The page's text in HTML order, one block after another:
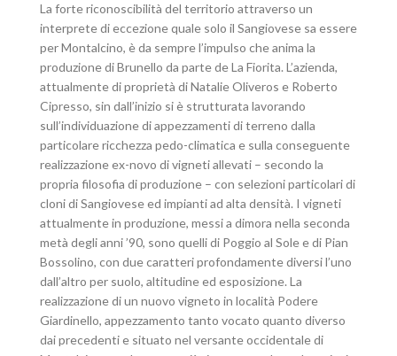
La forte riconoscibilità del territorio attraverso un
interprete di eccezione quale solo il Sangiovese sa essere
per Montalcino, è da sempre l’impulso che anima la
produzione di Brunello da parte de La Fiorita. L’azienda,
attualmente di proprietà di Natalie Oliveros e Roberto
Cipresso, sin dall’inizio si è strutturata lavorando
sull’individuazione di appezzamenti di terreno dalla
particolare ricchezza pedo-climatica e sulla conseguente
realizzazione ex-novo di vigneti allevati – secondo la
propria filosofia di produzione – con selezioni particolari di
cloni di Sangiovese ed impianti ad alta densità. I vigneti
attualmente in produzione, messi a dimora nella seconda
metà degli anni ’90, sono quelli di Poggio al Sole e di Pian
Bossolino, con due caratteri profondamente diversi l’uno
dall’altro per suolo, altitudine ed esposizione. La
realizzazione di un nuovo vigneto in località Podere
Giardinello, appezzamento tanto vocato quanto diverso
dai precedenti e situato nel versante occidentale di